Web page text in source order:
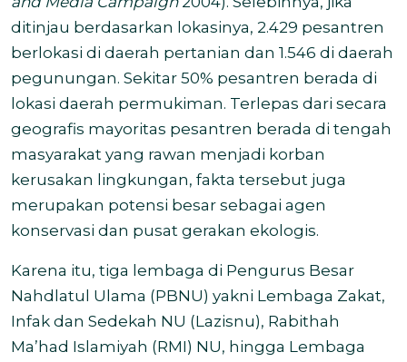
ditinjau berdasarkan lokasinya, 2.429 pesantren
berlokasi di daerah pertanian dan 1.546 di daerah
pegunungan. Sekitar 50% pesantren berada di
lokasi daerah permukiman. Terlepas dari secara
geografis mayoritas pesantren berada di tengah
masyarakat yang rawan menjadi korban
kerusakan lingkungan, fakta tersebut juga
merupakan potensi besar sebagai agen
konservasi dan pusat gerakan ekologis.
Karena itu, tiga lembaga di Pengurus Besar
Nahdlatul Ulama (PBNU) yakni Lembaga Zakat,
Infak dan Sedekah NU (Lazisnu), Rabithah
Ma’had Islamiyah (RMI) NU, hingga Lembaga